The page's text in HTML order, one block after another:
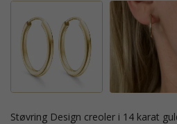
Støvring Design creoler i 14 karat